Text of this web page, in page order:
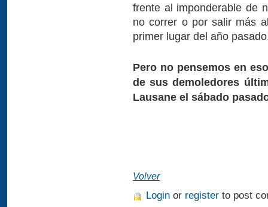
frente al imponderable de
no correr o por salir más
primer lugar del año
Pero no pensemos en
de sus demoledores
Lausane el sábado
Volver
Login or register to post